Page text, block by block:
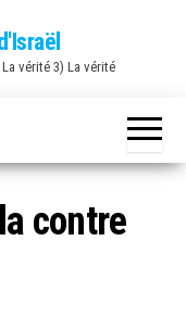
vérité 3) La vérité
contre